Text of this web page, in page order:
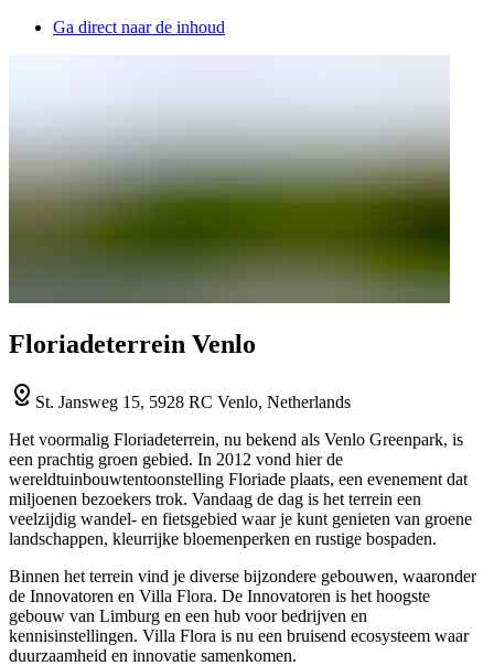
Ga direct naar de inhoud
Floriadeterrein Venlo
St. Jansweg 15, 5928 RC Venlo, Netherlands
Het voormalig Floriadeterrein, nu bekend als Venlo Greenpark, is
een prachtig groen gebied. In 2012 vond hier de
wereldtuinbouwtentoonstelling Floriade plaats, een evenement dat
miljoenen bezoekers trok. Vandaag de dag is het terrein een
veelzijdig wandel- en fietsgebied waar je kunt genieten van groene
landschappen, kleurrijke bloemenperken en rustige bospaden.
Binnen het terrein vind je diverse bijzondere gebouwen, waaronder
de Innovatoren en Villa Flora. De Innovatoren is het hoogste
gebouw van Limburg en een hub voor bedrijven en
kennisinstellingen. Villa Flora is nu een bruisend ecosysteem waar
duurzaamheid en innovatie samenkomen.